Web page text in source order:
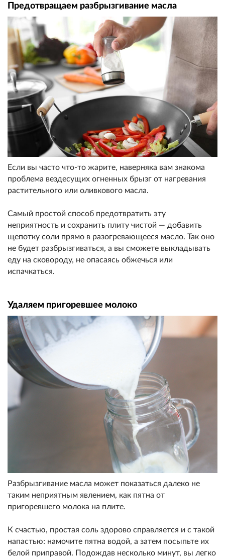
Предотвращаем разбрызгивание масла
Если вы часто что-то жарите, наверняка вам знакома
проблема вездесущих огненных брызг от нагревания
растительного или оливкового масла.
Самый простой способ предотвратить эту
неприятность и сохранить плиту чистой — добавить
щепотку соли прямо в разогревающееся масло. Так оно
не будет разбрызгиваться, а вы сможете выкладывать
еду на сковороду, не опасаясь обжечься или
испачкаться.
Удаляем пригоревшее молоко
Разбрызгивание масла может показаться далеко не
таким неприятным явлением, как пятна от
пригоревшего молока на плите.
К счастью, простая соль здорово справляется и с такой
напастью: намочите пятна водой, а затем посыпьте их
белой приправой. Подождав несколько минут, вы легко